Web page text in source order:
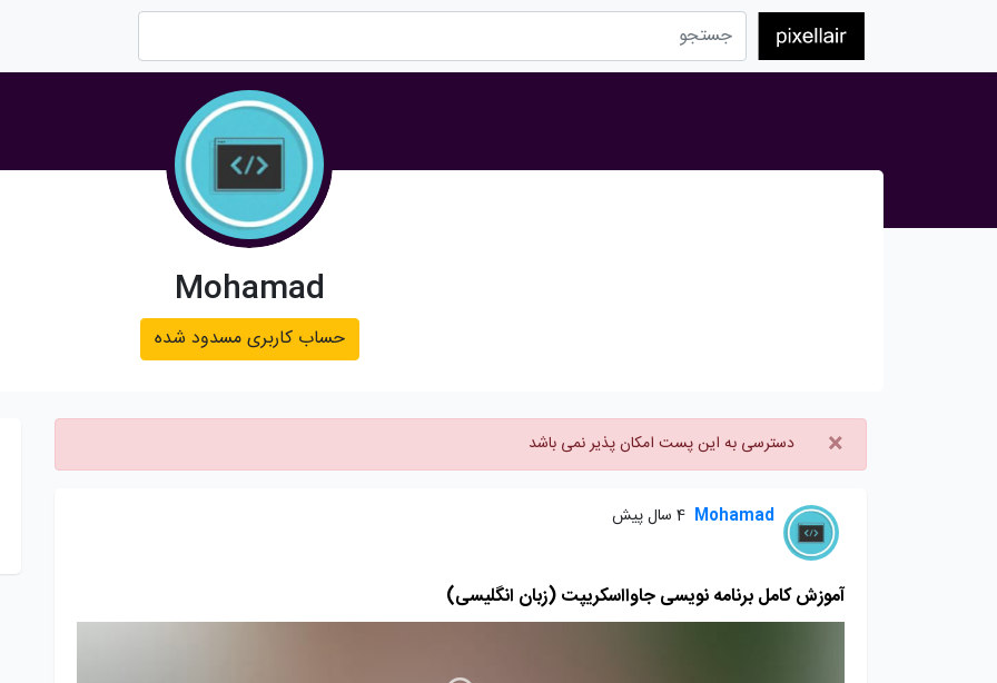
Mohamad
حساب کاربری مسدود شده
× دسترسی به این پست امکان پذیر نمی باشد
Mohamad 4 سال پیش
آموزش کامل برنامه نویسی جاوااسکریپت (زبان انگلیسی)